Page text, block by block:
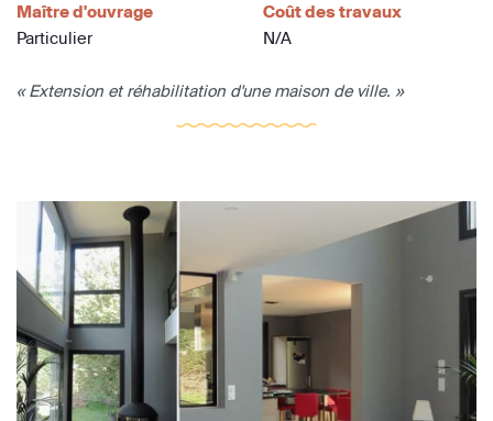
Maître d'ouvrage
Particulier
Coût des travaux
N/A
« Extension et réhabilitation d'une maison de ville. »